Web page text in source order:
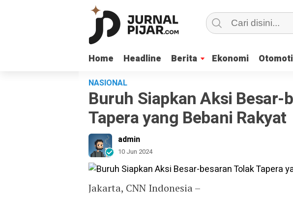
Home Headline Berita Ekonomi
Home Headline Berita Ekonomi
NASIONAL
Buruh Siapkan Aksi Besar-
Tapera yang Bebani Rakyat
admin
10 Jun 2024
Jakarta, CNN Indonesia –